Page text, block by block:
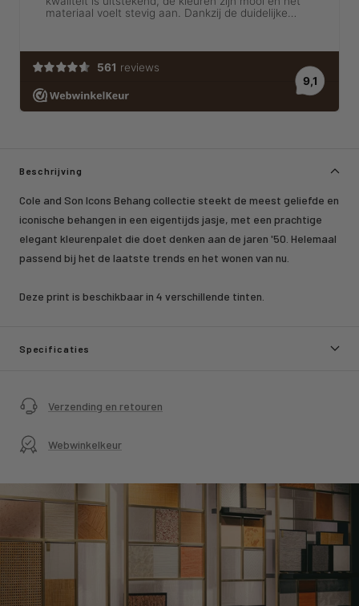
Beschrijving
Cole and Son Icons Behang collectie steekt de meest geliefde en
iconische behangen in een eigentijds jasje, met een prachtige
elegant kleurenpalet die doet denken aan de jaren '50. Helemaal
passend bij het de laatste trends en het wonen van nu.
Deze print is beschikbaar in 4 verschillende tinten.
Specificaties
Verzending en retouren
Webwinkelkeur